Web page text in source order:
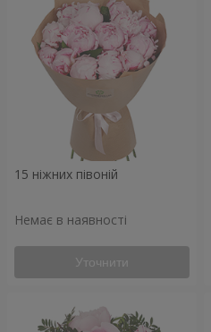
15 ніжних півоній
Немає в наявності
Уточнити